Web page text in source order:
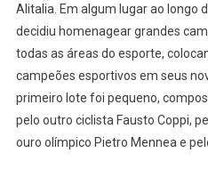
Alitalia. Em algum lugar ao longo
decidiu homenagear grandes
todas as áreas do esporte,
campeões esportivos em seus
primeiro lote foi pequeno,
pelo outro ciclista Fausto Coppi,
ouro olímpico Pietro Mennea e